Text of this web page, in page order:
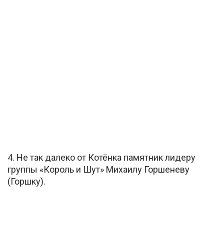
4. Не так далеко от Котёнка памятник лидеру
группы «Король и Шут» Михаилу Горшеневу
(Горшку).